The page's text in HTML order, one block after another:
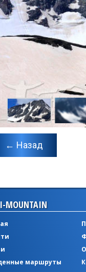
← Назад
MOUNTAIN
маршруты